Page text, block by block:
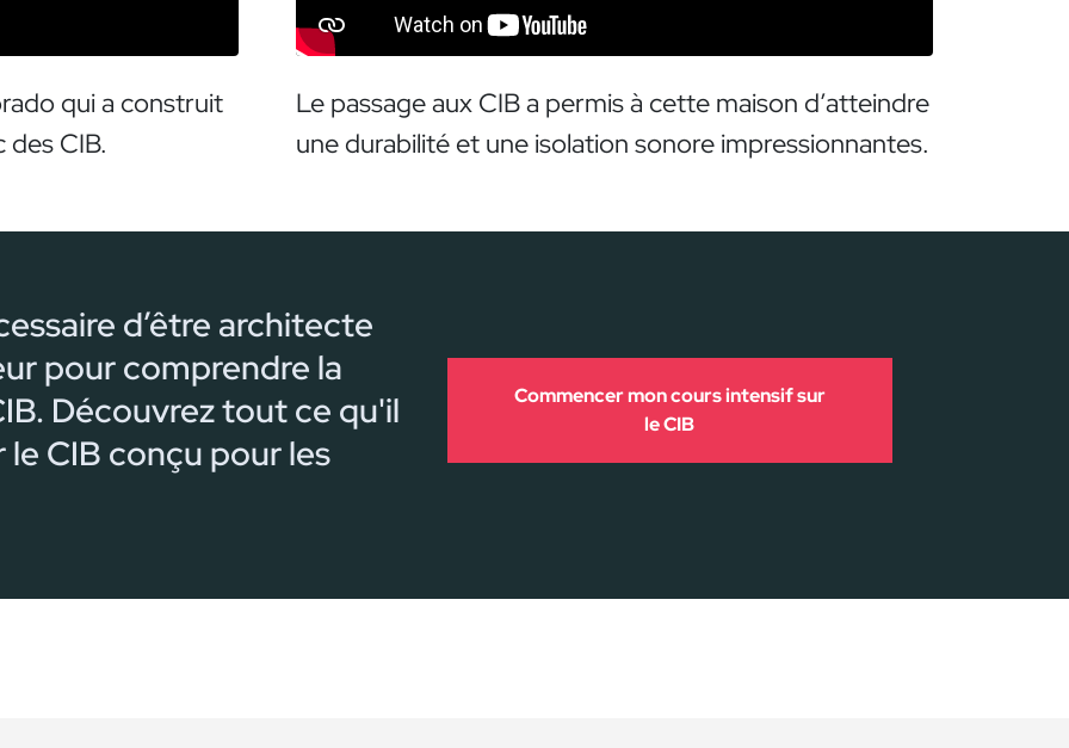
qui a construit
CIB.
Le passage aux CIB a permis à cette maison d’atteindre
une durabilité et une isolation sonore impressionnantes.
d’être architecte
pour comprendre la
Découvrez tout ce qu'il
CIB conçu pour les
Commencer mon cours intensif sur
le CIB